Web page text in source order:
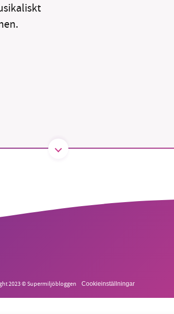
2023 © Supermiljöbloggen Cookieinställningar
en hållbar framtid. Sedan starten 2010 har vår
vårt arbete genom att swisha en slant till